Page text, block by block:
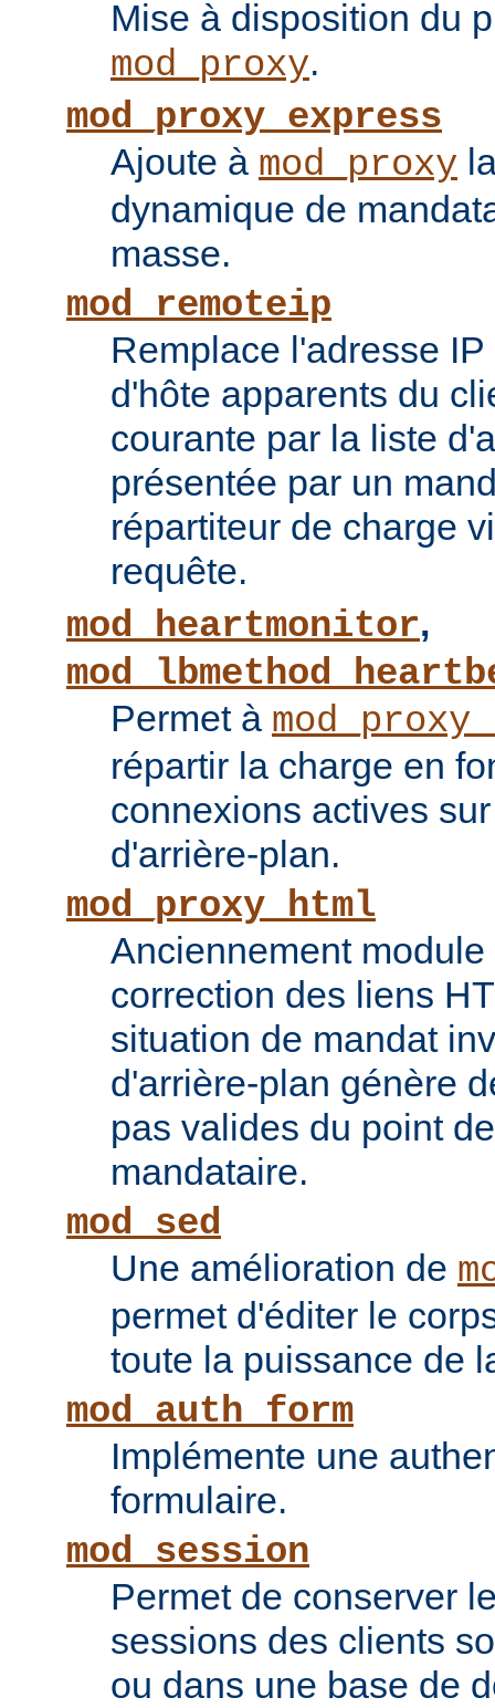
Mise à disposition du
mod_proxy.
mod_proxy_express
Ajoute à mod_proxy
dynamique de
masse.
mod_remoteip
Remplace l'adresse
d'hôte apparents du
courante par la liste
présentée par un
répartiteur de charge
requête.
mod_heartmonitor,
Permet à
répartir la charge en
connexions actives
d'arrière-plan.
mod_proxy_html
Anciennement
correction des liens
situation de mandat
d'arrière-plan génère
pas valides du point
mandataire.
mod_sed
Une amélioration de
permet d'éditer le
toute la puissance de
mod_auth_form
Implémente une
formulaire.
mod_session
Permet de conserver
sessions des clients
ou dans une base de